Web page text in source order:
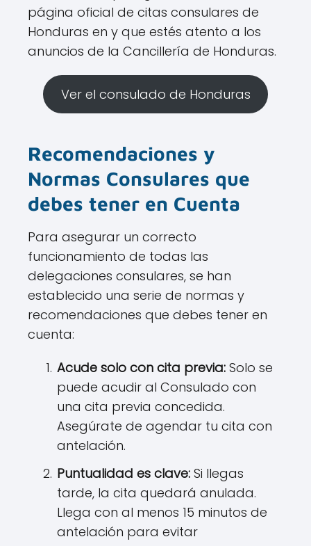
página oficial de citas consulares de
Honduras en y que estés atento a los
anuncios de la Cancillería de Honduras.
Ver el consulado de Honduras
Recomendaciones y
Normas Consulares que
debes tener en Cuenta
Para asegurar un correcto
funcionamiento de todas las
delegaciones consulares, se han
establecido una serie de normas y
recomendaciones que debes tener en
cuenta:
Acude solo con cita previa: Solo se
puede acudir al Consulado con
una cita previa concedida.
Asegúrate de agendar tu cita con
antelación.
Puntualidad es clave: Si llegas
tarde, la cita quedará anulada.
Llega con al menos 15 minutos de
antelación para evitar